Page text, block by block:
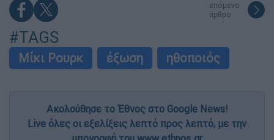
επόμενο
άρθρο
#TAGS
Μίκι Ρουρκ έξωση ηθοποιός
Ακολούθησε το Έθνος στο Google News!
Live όλες οι εξελίξεις λεπτό προς λεπτό, με την